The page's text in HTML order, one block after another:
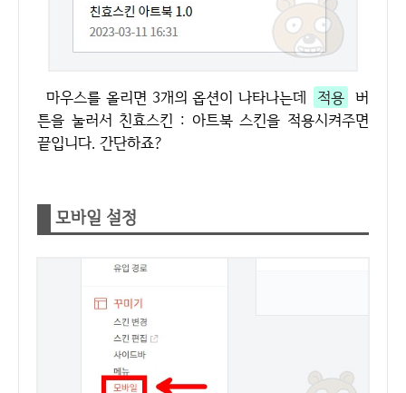
마우스를 올리면 3개의 옵션이 나타나는데 적용 버
튼을 눌러서 친효스킨 : 아트북 스킨을 적용시켜주면
끝입니다. 간단하죠?
모바일 설정